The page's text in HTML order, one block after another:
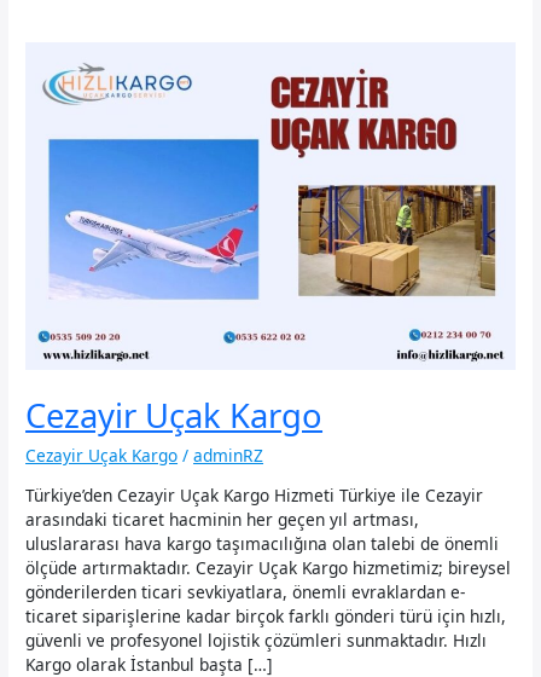
Cezayir Uçak Kargo
Cezayir Uçak Kargo /adminRZ
Türkiye’den Cezayir Uçak Kargo Hizmeti Türkiye ile Cezayir
arasındaki ticaret hacminin her geçen yıl artması,
uluslararası hava kargo taşımacılığına olan talebi de önemli
ölçüde artırmaktadır. Cezayir Uçak Kargo hizmetimiz; bireysel
gönderilerden ticari sevkiyatlara, önemli evraklardan e-
ticaret siparişlerine kadar birçok farklı gönderi türü için hızlı,
güvenli ve profesyonel lojistik çözümleri sunmaktadır. Hızlı
Kargo olarak İstanbul başta […]